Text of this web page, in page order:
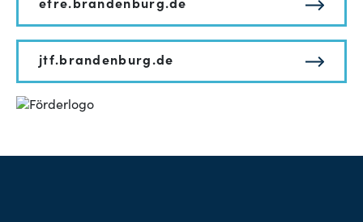
efre.brandenburg.de
jtf.brandenburg.de